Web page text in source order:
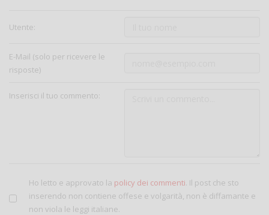
Utente:
E-Mail (solo per ricevere le
risposte)
Inserisci il tuo commento:
Ho letto e approvato la policy dei commenti. Il post che sto
inserendo non contiene offese e volgarità, non è diffamante e
non viola le leggi italiane.